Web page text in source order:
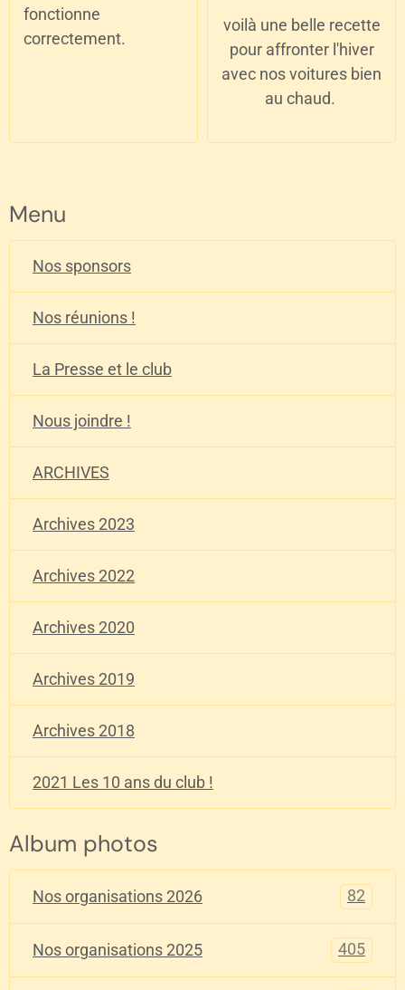
fonctionne
correctement.
voilà une belle recette
pour affronter l'hiver
avec nos voitures bien
au chaud.
Menu
Nos sponsors
Nos réunions !
La Presse et le club
Nous joindre !
ARCHIVES
Archives 2023
Archives 2022
Archives 2020
Archives 2019
Archives 2018
2021 Les 10 ans du club !
Album photos
Nos organisations 2026 82
Nos organisations 2025 405